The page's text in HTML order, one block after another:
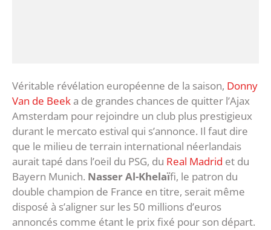
Véritable révélation européenne de la saison, Donny
Van de Beeka de grandes chances de quitter l’Ajax
Amsterdam pour rejoindre un club plus prestigieux
durant le mercato estival qui s’annonce. Il faut dire
que le milieu de terrain international néerlandais
aurait tapé dans l’oeil du PSG, du Real Madrid et du
Bayern Munich. Nasser Al-Khelaïfi, le patron du
double champion de France en titre, serait même
disposé à s’aligner sur les 50 millions d’euros
annoncés comme étant le prix fixé pour son départ.